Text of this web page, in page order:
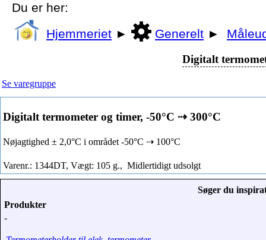
Du er her:
Hjemmeriet ► Generelt ►
Digitalt
Se varegruppe
Digitalt termometer og timer, -50°C ⇢ 300°C
Nøjagtighed ± 2,0°C i området -50°C ⇢ 100°C
Varenr.: 1344DT, Vægt: 105 g., Midlertidigt udsolgt
Søger du
Produkter
-